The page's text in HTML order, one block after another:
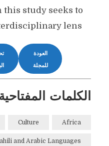
study seeks to
lens
العودة
للمجلة
الكلمات
Africa
Culture
and Arabic Languages